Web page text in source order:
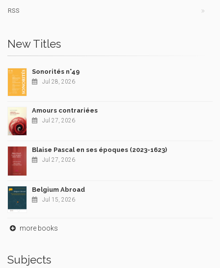
RSS
New Titles
Sonorités n°49
Jul 28, 2026
Amours contrariées
Jul 27, 2026
Blaise Pascal en ses époques (2023-1623)
Jul 27, 2026
Belgium Abroad
Jul 15, 2026
more books
Subjects